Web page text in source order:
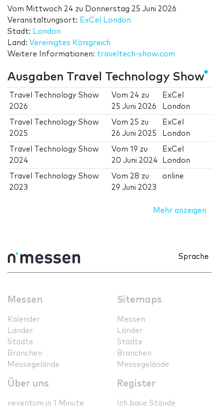
Vom Mittwoch 24 zu Donnerstag 25 Juni 2026
Veranstaltungsort: ExCel London
Stadt: London
Land: Vereinigtes Königreich
Weitere Informationen: traveltech-show.com
Ausgaben Travel Technology Show
Travel Technology Show
2026
Vom 24 zu
25 Juni 2026
ExCel
London
Travel Technology Show
2025
Vom 25 zu
26 Juni 2025
ExCel
London
Travel Technology Show
2024
Vom19 zu
20 Juni 2024
ExCel
London
Travel Technology Show
2023
Vom 28 zu
29 Juni 2023
online
Mehr anzeigen
Sprache
Messen
Kalender
Länder
Städte
Branchen
Messegelände
Sitemaps
Messen
Länder
Städte
Branchen
Messegelände
Über uns
neventum in 1 Minute
Register
Ich baue Stände